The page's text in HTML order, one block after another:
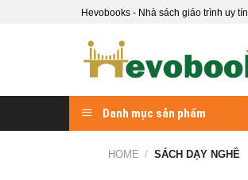
Hevobooks - Nhà sách giáo trình uy tín
Danh mục sản phẩm
HOME / SÁCH DẠY NGHỀ